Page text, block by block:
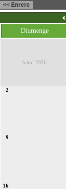
Diumenge
Juliol 2026
2
9
16